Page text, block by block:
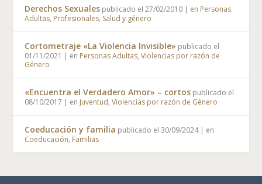
Derechos Sexuales publicado el 27/02/2010 | en Personas
Adultas, Profesionales, Salud y género
Cortometraje «La Violencia Invisible» publicado el
01/11/2021 | en Personas Adultas,Violencias por razón de
Género
«Encuentra el Verdadero Amor» – cortos publicado el
08/10/2017 | en Juventud,Violencias por razón de Género
Coeducación y familia publicado el 30/09/2024| en
Coeducación, Familias